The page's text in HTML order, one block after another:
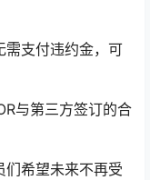
需支付违约金，可
与第三方签订的合
们希望未来不再受